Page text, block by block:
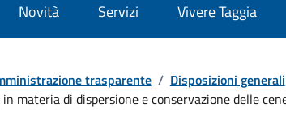
Novità Servizi Vivere Taggia
trasparente / Disposizioni generali
materia di dispersione e conservazione delle